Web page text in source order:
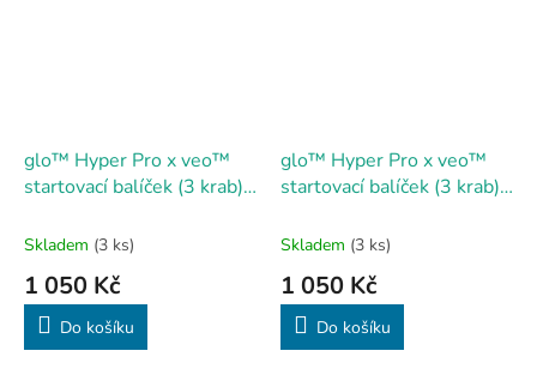
glo™ Hyper Pro x veo™
startovací balíček (3 krab) -
Skladem (3 ks)
1 050 Kč
Do košíku
glo™ Hyper Pro x veo™
startovací balíček (3 krab) -
Skladem (3 ks)
1 050 Kč
Do košíku